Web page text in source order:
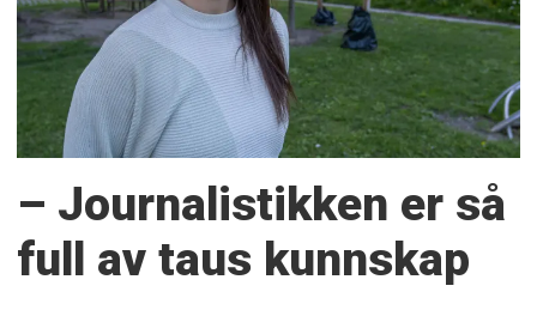
– Journalistikken er så
full av taus kunnskap